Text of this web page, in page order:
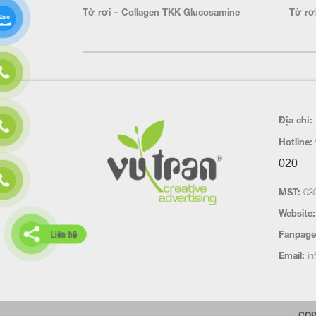
Tờ rơi – Collagen TKK Glucosamine Tờ
Địa chỉ:
Hotline:
020
MST:
Website:
Email:
Liên hệ